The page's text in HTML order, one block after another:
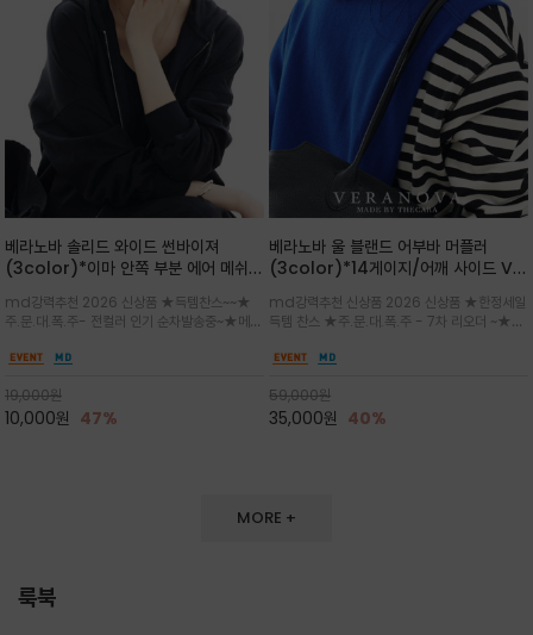
베라노바 솔리드 와이드 썬바이져
(3color)*이마 안쪽 부분 에어 메쉬
노바 심볼 전사 인쇄(Transfer
Printing)뒷밴딩으로 사이즈 조절이 가
능해 누구나 안정적으로 착용
md강력추천 2026 신상품 ★득템찬스~~★
주.문.대.폭.주- 전컬러 인기 순차발송중~★메쉬
일 보송보송한 스킨케어 핏(Skin-care fit)을
프,여행까지~~
19,000원
10,000원 47%
베라노바 울 블랜드 어부바 머플러
(3color)*14게이지/어깨 사이드 VN
잡는 감각적인 레이어드 니트 어부바숄/
뒷면의 은은한 V자 조직감과 부드러운
터치감으로 완성도를 높였으며, 단조로
md강력추천 신상품 2026 신상품 ★한정세일
득템 찬스 ★주.문.대.폭.주 - 7차 리오더 ~★셔
인트를 주기 좋으며, 소매 끝단에 위치한 실버
스러움을 동시에
59,000원
35,000원 40%
MORE +
룩북